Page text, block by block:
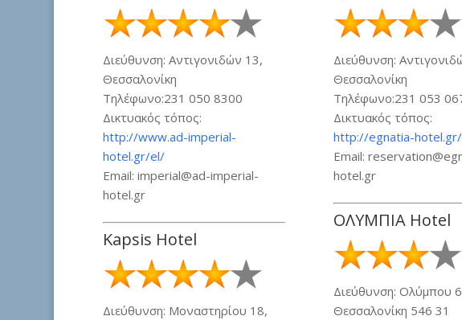
Διεύθυνση: Αντιγονιδών 13,
Θεσσαλονίκη
Τηλέφωνο:231 050 8300
Δικτυακός τόπος:
http://www.ad-imperial-
hotel.gr/el/
Email: imperial@ad-imperial-
hotel.gr
Kapsis Hotel
Διεύθυνση: Μοναστηρίου 18,
Διεύθυνση:
Θεσσαλονίκη
Τηλέφωνο:231 053
Δικτυακός τόπος:
http://egnatia-
Email:
hotel.gr
ΟΛΥΜΠΙΑ Hotel
Διεύθυνση: Ολύμπου
Θεσσαλονίκη 546 31